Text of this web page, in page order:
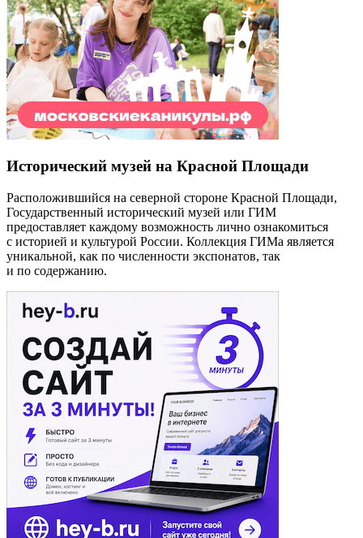
Исторический музей на Красной Площади
Расположившийся на северной стороне Красной Площади,
Государственный исторический музей или ГИМ
предоставляет каждому возможность лично ознакомиться
с историей и культурой России. Коллекция ГИМа является
уникальной, как по численности экспонатов, так
и по содержанию.